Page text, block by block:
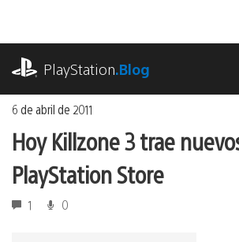
contenido
PlayStation.Blog
6 de abril de 2011
Hoy Killzone 3 trae
PlayStation Store
1 0